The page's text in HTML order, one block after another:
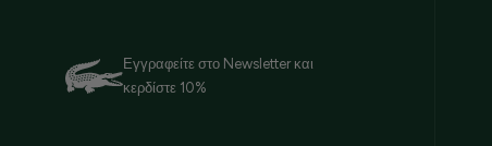
Εγγραφείτε στο Newsletter και
κερδίστε 10%